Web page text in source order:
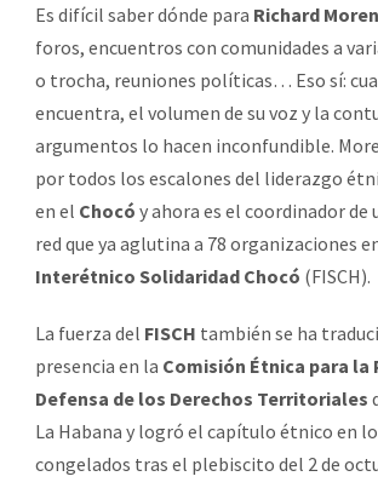
Es difícil saber dónde para Richard
foros, encuentros con comunidades a
o trocha, reuniones políticas… Eso sí:
encuentra, el volumen de su voz y la
argumentos lo hacen inconfundible.
por todos los escalones del liderazgo
en el Chocó y ahora es el coordinador de
red que ya aglutina a 78 organizaciones
Interétnico Solidaridad Chocó (FISCH).
La fuerza del FISCH también se ha
presencia en la Comisión Étnica para la
Defensa de los Derechos Territoriales
La Habana y logró el capítulo étnico en
congelados tras el plebiscito del 2 de